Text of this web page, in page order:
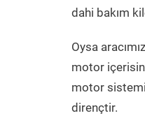
dahi bakım
Oysa
motor
motor
dirençtir.